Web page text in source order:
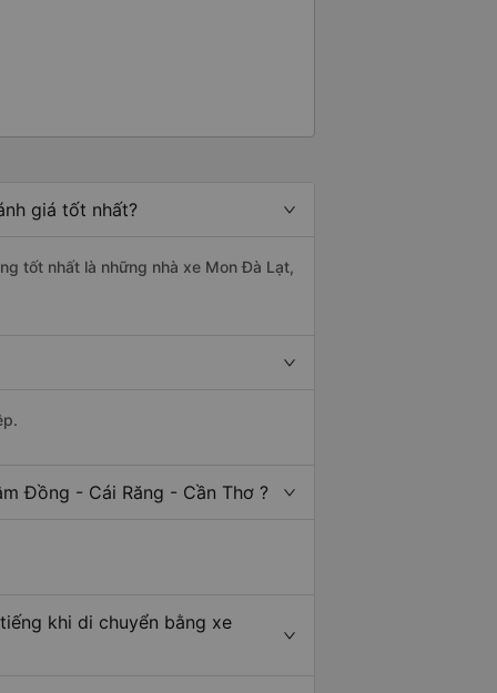
giá tốt nhất?
tốt nhất là những nhà xe Mon Đà Lạt,
Đồng - Cái Răng - Cần Thơ ?
khi di chuyển bằng xe